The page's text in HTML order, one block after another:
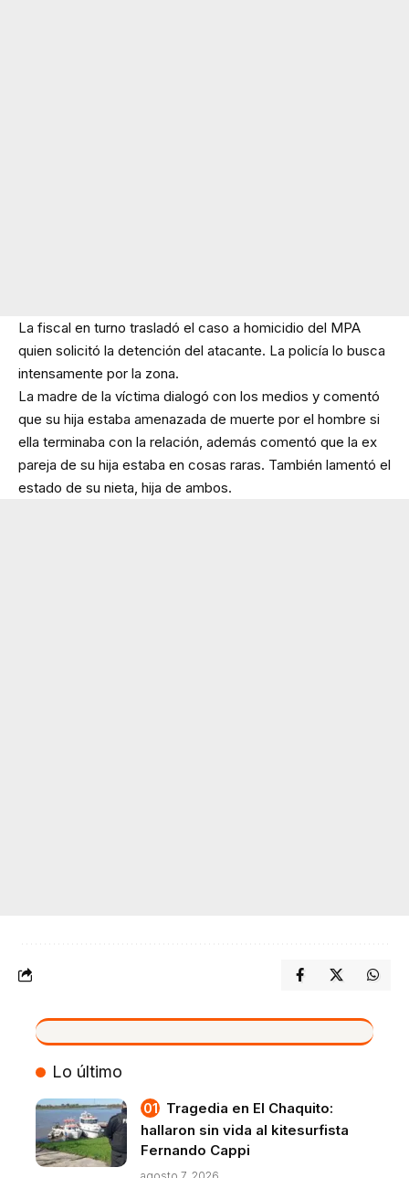
La fiscal en turno trasladó el caso a homicidio del MPA
quien solicitó la detención del atacante. La policía lo busca
intensamente por la zona.
La madre de la víctima dialogó con los medios y comentó
que su hija estaba amenazada de muerte por el hombre si
ella terminaba con la relación, además comentó que la ex
pareja de su hija estaba en cosas raras. También lamentó el
estado de su nieta, hija de ambos.
VIVO
Lo último
Tragedia en El Chaquito:
hallaron sin vida al kitesurfista
Fernando Cappi